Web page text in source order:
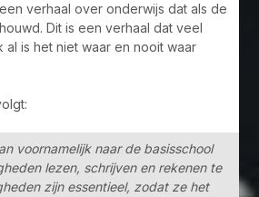
verhaal over onderwijs dat als de
Dit is een verhaal dat veel
is het niet waar en nooit waar
voornamelijk naar de basisschool
lezen, schrijven en rekenen te
zijn essentieel, zodat ze het